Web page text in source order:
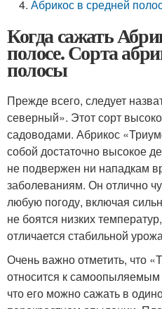
Абрикос в средней
Когда сажать
полосе. Сорта
полосы
Прежде всего, следует
северный». Этот сорт
садоводами. Абрикос
собой достаточно высокое
не подвержен ни нападкам
заболеваниям. Он отлично
любую погоду, включая
не боятся низких
отличается стабильной
Очень важно отметить, что
относится к самоопыляемым
что его можно сажать в